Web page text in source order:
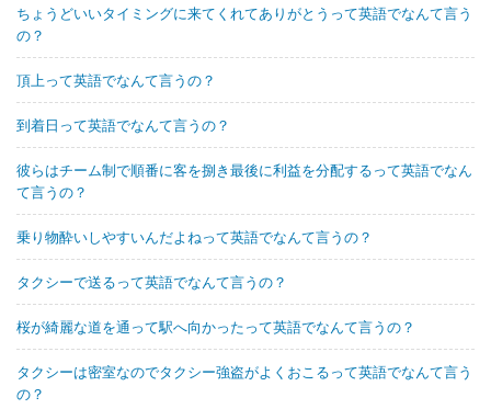
ちょうどいいタイミングに来てくれてありがとうって英語でなんて言う
の？
頂上って英語でなんて言うの？
到着日って英語でなんて言うの？
彼らはチーム制で順番に客を捌き最後に利益を分配するって英語でなん
て言うの？
乗り物酔いしやすいんだよねって英語でなんて言うの？
タクシーで送るって英語でなんて言うの？
桜が綺麗な道を通って駅へ向かったって英語でなんて言うの？
タクシーは密室なのでタクシー強盗がよくおこるって英語でなんて言う
の？